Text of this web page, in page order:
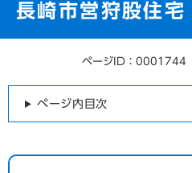
長崎市営狩股住宅
ページID：0001744
ページ内目次